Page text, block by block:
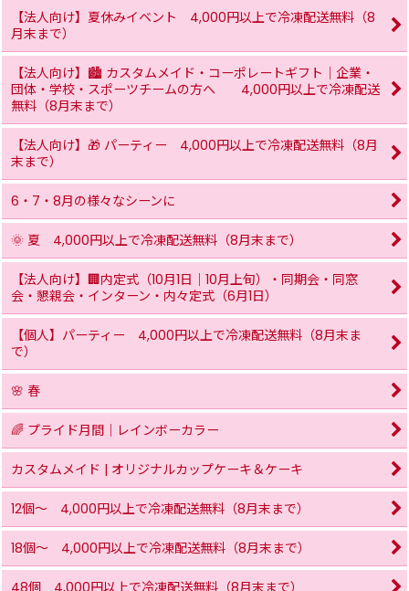
【法人向け】夏休みイベント 4,000円以上で冷凍配送無料（8
月末まで）
【法人向け】🏙 カスタムメイド・コーポレートギフト｜企業・
団体・学校・スポーツチームの方へ 4,000円以上で冷凍配送
無料（8月末まで）
【法人向け】🎁 パーティー 4,000円以上で冷凍配送無料（8月
末まで）
6・7・8月の様々なシーンに
🌞 夏 4,000円以上で冷凍配送無料（8月末まで）
【法人向け】🏢内定式（10月1日｜10月上旬）・同期会・同窓
会・懇親会・インターン・内々定式（6月1日）
【個人】パーティー 4,000円以上で冷凍配送無料（8月末ま
で）
🌸 春
🌈 プライド月間｜レインボーカラー
カスタムメイド | オリジナルカップケーキ＆ケーキ
12個〜 4,000円以上で冷凍配送無料（8月末まで）
18個〜 4,000円以上で冷凍配送無料（8月末まで）
48個 4,000円以上で冷凍配送無料（8月末まで）